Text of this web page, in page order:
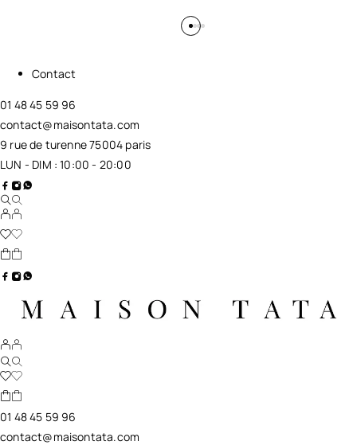
Contact
01 48 45 59 96
contact@maisontata.com
9 rue de turenne 75004 paris
LUN - DIM : 10:00 - 20:00
01 48 45 59 96
contact@maisontata.com